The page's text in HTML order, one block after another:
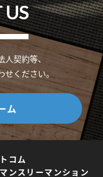
US
契約等、
ください。
ム
コム
ンスリーマンション